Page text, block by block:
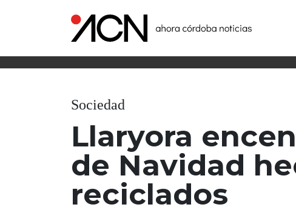
Sociedad
Llaryora
de Navidad
reciclados